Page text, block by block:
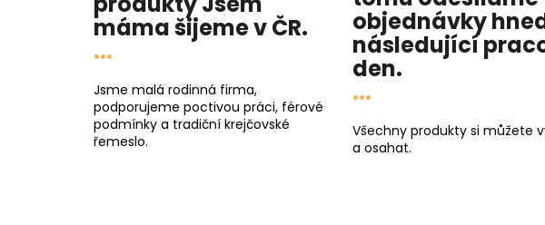
mámašijeme v ČR.
...
Jsme malá rodinná firma,
podporujeme poctivou práci, férové
podmínky a tradiční krejčovské
řemeslo.
objednávky
následující
den.
...
Všechny produkty si můžete
a osahat.